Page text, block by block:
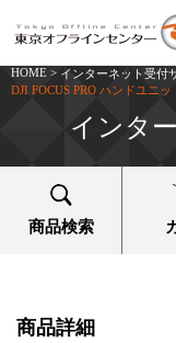
HOME > インターネット受付
DJI FOCUS PRO ハンドユニ
インタ
商品検索
商品詳細